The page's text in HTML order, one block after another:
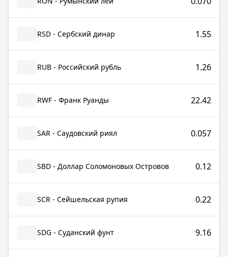
RSD - Сербский динар 1.55
RUB - Российский рубль 1.26
RWF - Франк Руанды 22.42
SAR - Саудовский риял 0.057
SBD - Доллар Соломоновых Островов 0.12
SCR - Сейшельская рупия 0.22
SDG - Суданский фунт 9.16